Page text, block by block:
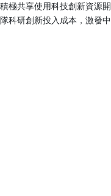
極共享使用科技創新資源開
科研創新投入成本，激發中